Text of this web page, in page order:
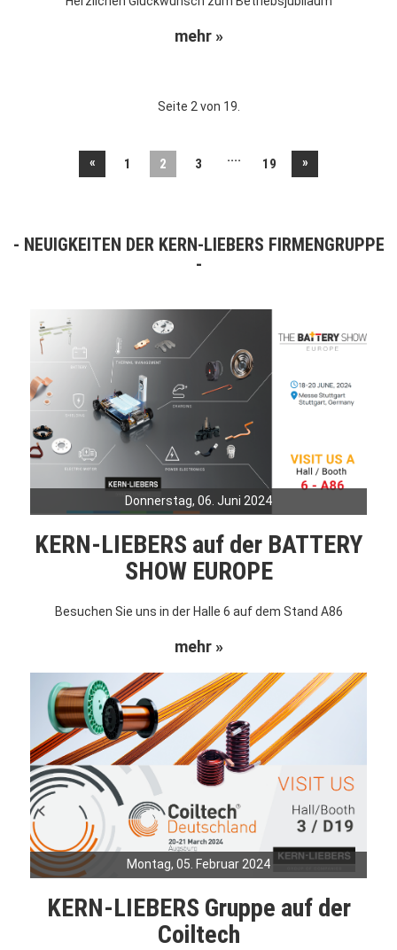
mehr »
Seite 2 von 19.
« 1 2 3 .... 19 »
NEUIGKEITEN DER KERN-LIEBERS FIRMENGRUPPE
Donnerstag, 06. Juni 2024
KERN-LIEBERS auf der BATTERY
SHOW EUROPE
Besuchen Sie uns in der Halle 6 auf dem Stand A86
mehr »
Montag, 05. Februar 2024
KERN-LIEBERS Gruppe auf der
Coiltech